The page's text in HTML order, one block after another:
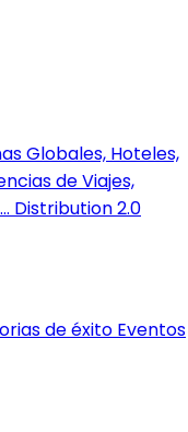
Globales, Hoteles,
de Viajes,
Distribution 2.0
de éxito Eventos